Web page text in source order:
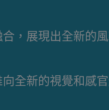
，展現出全新的風
全新的視覺和感